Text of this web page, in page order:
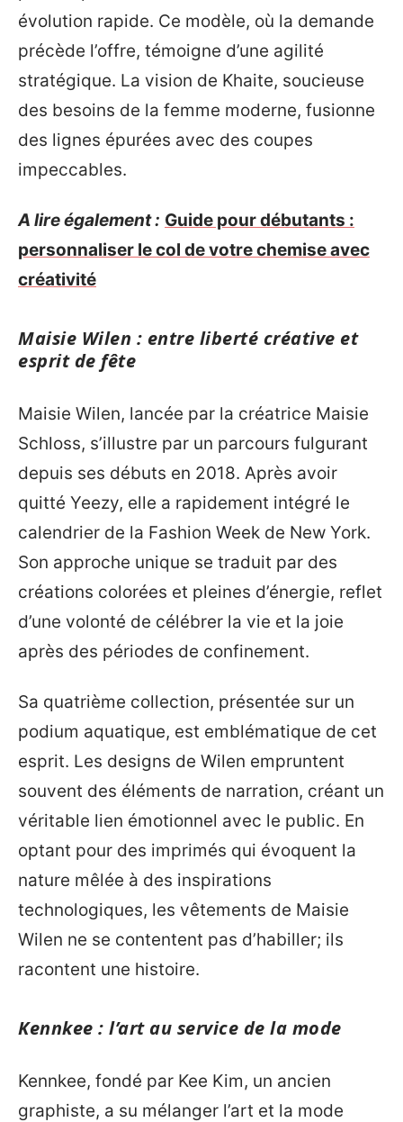
évolution rapide. Ce modèle, où la demande
précède l’offre, témoigne d’une agilité
stratégique. La vision de Khaite, soucieuse
des besoins de la femme moderne, fusionne
des lignes épurées avec des coupes
impeccables.
A lire également : Guide pour débutants :
personnaliser le col de votre chemise avec
créativité
Maisie Wilen : entre liberté créative et
esprit de fête
Maisie Wilen, lancée par la créatrice Maisie
Schloss, s’illustre par un parcours fulgurant
depuis ses débuts en 2018. Après avoir
quitté Yeezy, elle a rapidement intégré le
calendrier de la Fashion Week de New York.
Son approche unique se traduit par des
créations colorées et pleines d’énergie, reflet
d’une volonté de célébrer la vie et la joie
après des périodes de confinement.
Sa quatrième collection, présentée sur un
podium aquatique, est emblématique de cet
esprit. Les designs de Wilen empruntent
souvent des éléments de narration, créant un
véritable lien émotionnel avec le public. En
optant pour des imprimés qui évoquent la
nature mêlée à des inspirations
technologiques, les vêtements de Maisie
Wilen ne se contentent pas d’habiller; ils
racontent une histoire.
Kennkee : l’art au service de la mode
Kennkee, fondé par Kee Kim, un ancien
graphiste, a su mélanger l’art et la mode